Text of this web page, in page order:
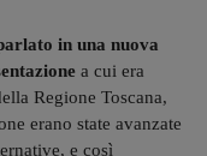
in una nuova
a cui era
Regione Toscana,
erano state avanzate
e così